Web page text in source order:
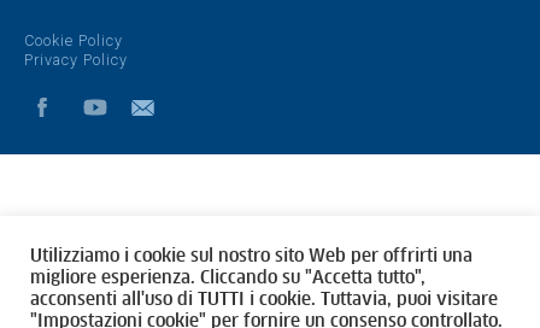
Cookie Policy
Privacy Policy
Utilizziamo i cookie sul nostro sito Web per offrirti una
migliore esperienza. Cliccando su "Accetta tutto",
acconsenti all'uso di TUTTI i cookie. Tuttavia, puoi visitare
"Impostazioni cookie" per fornire un consenso controllato.